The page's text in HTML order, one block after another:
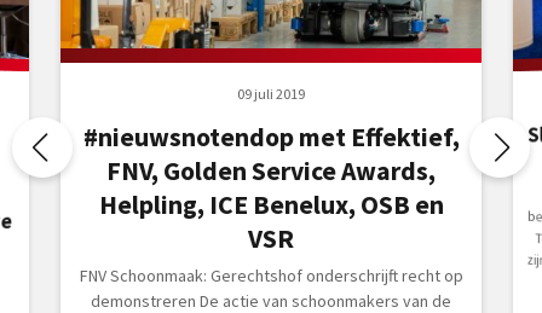
09 juli 2019
#nieuwsnotendop met Effektief,
FNV, Golden Service Awards,
Helpling, ICE Benelux, OSB en
VSR
FNV Schoonmaak: Gerechtshof onderschrijft recht op
demonstreren De actie van schoonmakers van de